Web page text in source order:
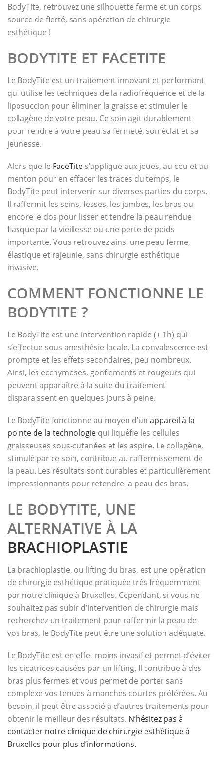
BodyTite, retrouvez une silhouette ferme et un corps
source de fierté, sans opération de chirurgie
esthétique !
BODYTITE ET FACETITE
Le BodyTite est un traitement innovant et performant
qui utilise les techniques de la radiofréquence et de la
liposuccion pour éliminer la graisse et stimuler le
collagène de votre peau. Ce soin agit durablement
pour rendre à votre peau sa fermeté, son éclat et sa
jeunesse.
Alors que le FaceTite s’applique aux joues, au cou et au
menton pour en effacer les traces du temps, le
BodyTite peut intervenir sur diverses parties du corps.
Il raffermit les seins, fesses, les jambes, les bras ou
encore le dos pour lisser et tendre la peau rendue
flasque par la vieillesse ou une perte de poids
importante. Vous retrouvez ainsi une peau ferme,
élastique et rajeunie, sans chirurgie esthétique
invasive.
COMMENT FONCTIONNE LE
BODYTITE ?
Le BodyTite est une intervention rapide (± 1h) qui
s’effectue sous anesthésie locale. La convalescence est
prompte et les effets secondaires, peu nombreux.
Ainsi, les ecchymoses, gonflements et rougeurs qui
peuvent apparaître à la suite du traitement
disparaissent en quelques jours à peine.
Le BodyTite fonctionne au moyen d’un appareil à la
pointe de la technologie qui liquéfie les cellules
graisseuses sous-cutanées et les aspire. Le collagène,
stimulé par ce soin, contribue au raffermissement de
la peau. Les résultats sont durables et particulièrement
impressionnants pour retendre la peau des bras.
LE BODYTITE, UNE
ALTERNATIVE À LA
BRACHIOPLASTIE
La brachioplastie, ou lifting du bras, est une opération
de chirurgie esthétique pratiquée très fréquemment
par notre clinique à Bruxelles. Cependant, si vous ne
souhaitez pas subir d’intervention de chirurgie mais
recherchez un traitement pour raffermir la peau de
vos bras, le BodyTite peut être une solution adéquate.
Le BodyTite est en effet moins invasif et permet d’éviter
les cicatrices causées par un lifting. Il contribue à des
bras plus fermes et vous permet de porter sans
complexe vos tenues à manches courtes préférées. Au
besoin, il peut être associé à d’autres traitements pour
obtenir le meilleur des résultats. N’hésitez pas à
contacter notre clinique de chirurgie esthétique à
Bruxelles pour plus d’informations.